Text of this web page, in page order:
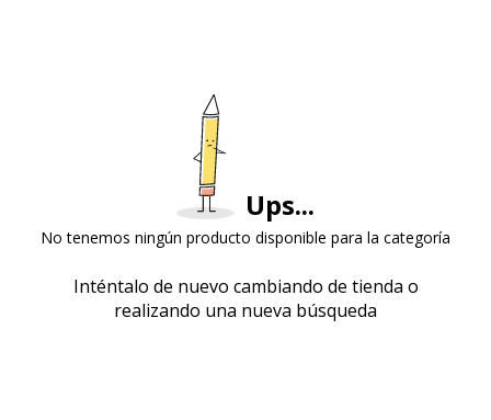
Ups...
No tenemos ningún producto disponible para la categoría
Inténtalo de nuevo cambiando de tienda o
realizando una nueva búsqueda